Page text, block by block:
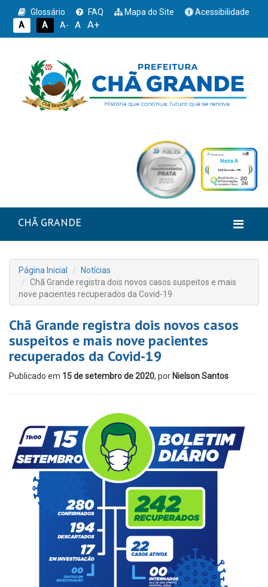
Glossário FAQ Mapa do Site
Acessibilidade
A
A A- A A+
CHÃ GRANDE
Página Inicial
Notícias
Chã Grande registra dois novos casos suspeitos e mais
nove pacientes recuperados da Covid-19
Chã Grande registra dois novos casos
suspeitos e mais nove pacientes
recuperados da Covid-19
Publicado em 15 de setembro de 2020, por Nielson Santos